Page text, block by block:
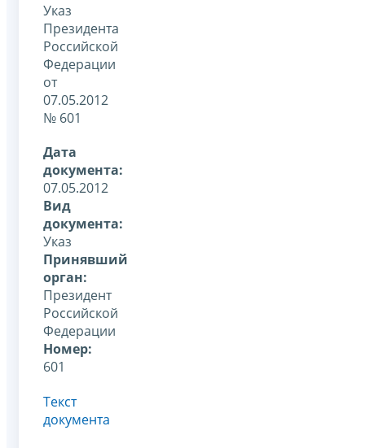
Указ
Президента
Российской
Федерации
от
07.05.2012
№ 601
Дата
документа:
07.05.2012
Вид
документа:
Указ
Принявший
орган:
Президент
Российской
Федерации
Номер:
601
Текст
документа